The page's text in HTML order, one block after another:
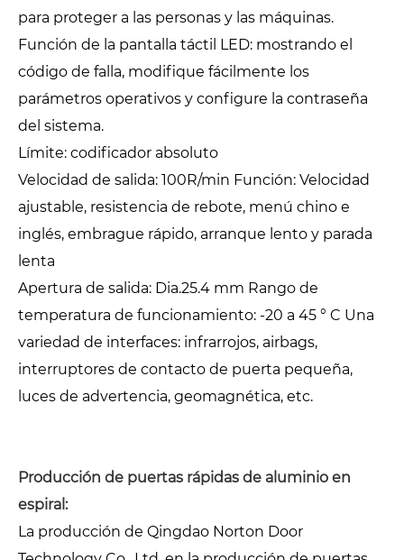
para proteger a las personas y las máquinas.
Función de la pantalla táctil LED: mostrando el
código de falla, modifique fácilmente los
parámetros operativos y configure la contraseña
del sistema.
Límite: codificador absoluto
Velocidad de salida: 100R/min Función: Velocidad
ajustable, resistencia de rebote, menú chino e
inglés, embrague rápido, arranque lento y parada
lenta
Apertura de salida: Dia.25.4 mm Rango de
temperatura de funcionamiento: -20 a 45 ° C Una
variedad de interfaces: infrarrojos, airbags,
interruptores de contacto de puerta pequeña,
luces de advertencia, geomagnética, etc.
Producción de puertas rápidas de aluminio en
espiral:
La producción de Qingdao Norton Door